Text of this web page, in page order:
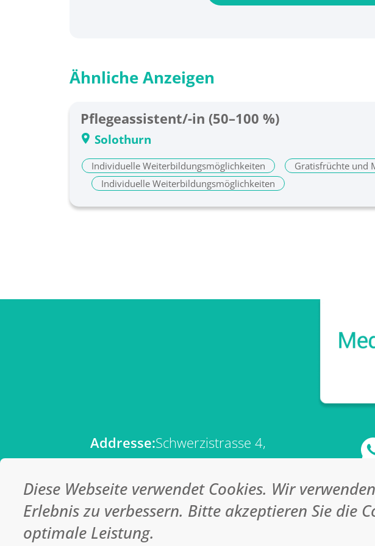
Diese Webseite verwendet Cookies. Wir
Erlebnis zu verbessern. Bitte akzeptieren Sie die
optimale Leistung.
Ähnliche Anzeigen
Pflegeassistent/-in (50–100 %)
Solothurn
Individuelle Weiterbildungsmöglichkeiten
Gratisfrüchte und
Individuelle Weiterbildungsmöglichkeiten
Addresse:Schwerzistrasse 4,
8807 Freienbach
Telefon:+41 44 523 15 00
Email:info@medi-worker.ch